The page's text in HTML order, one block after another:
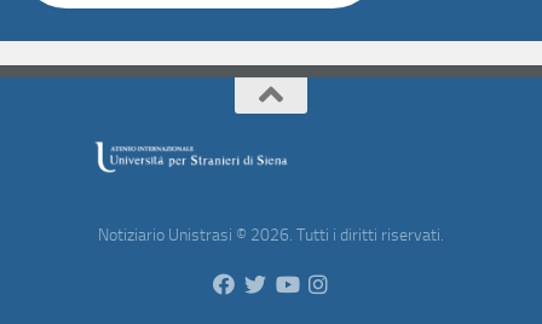
Notiziario Unistrasi © 2026. Tutti i diritti riservati.